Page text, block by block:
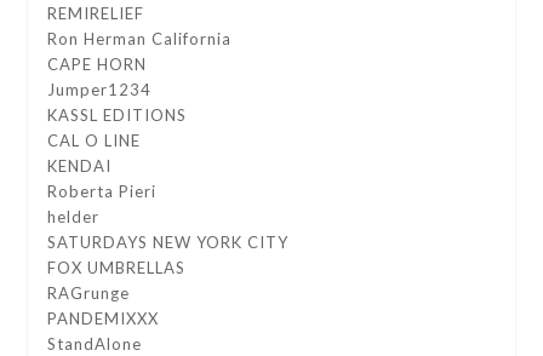
REMIRELIEF
Ron Herman California
CAPE HORN
Jumper1234
KASSL EDITIONS
CAL O LINE
KENDAI
Roberta Pieri
helder
SATURDAYS NEW YORK CITY
FOX UMBRELLAS
RAGrunge
PANDEMIXXX
StandAlone